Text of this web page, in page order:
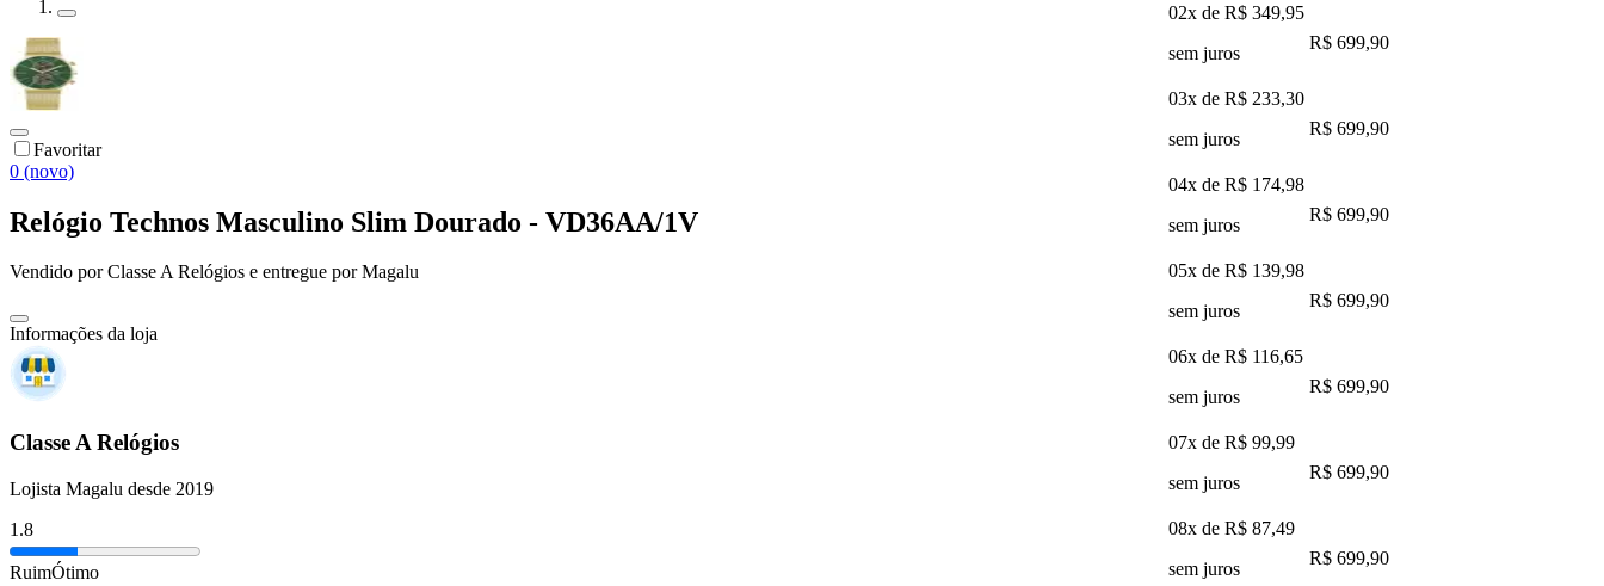
Favoritar
0 (novo)
Relógio Technos Masculino Slim Dourado - VD36AA/1V
Vendido porClasse A Relógios e entregue por Magalu
Informações da loja
Classe A Relógios
Lojista Magalu desde 2019
1.8
RuimÓtimo
02x de R$ 349,95
sem juros
R$ 699,90
03x de R$ 233,30
sem juros
R$ 699,90
04x de R$ 174,98
sem juros
R$ 699,90
05x de R$ 139,98
sem juros
R$ 699,90
06x de R$ 116,65
sem juros
R$ 699,90
07x de R$ 99,99
sem juros
R$ 699,90
08x de R$ 87,49
sem juros
R$ 699,90